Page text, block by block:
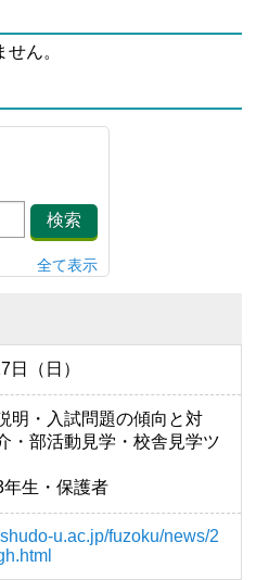
ん。
検索
全て表示
日（日）
明・入試問題の傾向と対
・部活動見学・校舎見学ツ
生・保護者
u.ac.jp/fuzoku/news/2